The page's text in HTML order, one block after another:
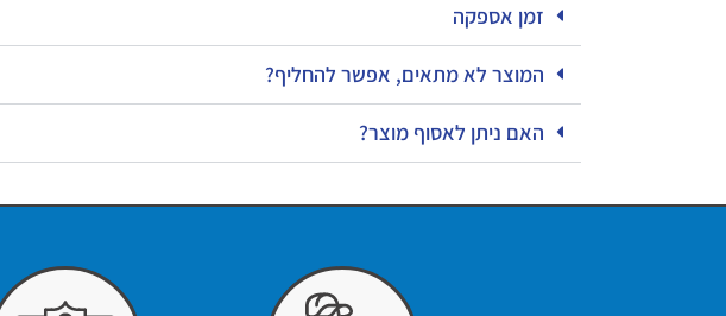
זמן אספקה
המוצר לא מתאים, אפשר להחליף?
האם ניתן לאסוף מוצר?